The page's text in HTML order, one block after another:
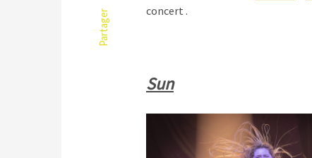
Partager
concert .
Sun